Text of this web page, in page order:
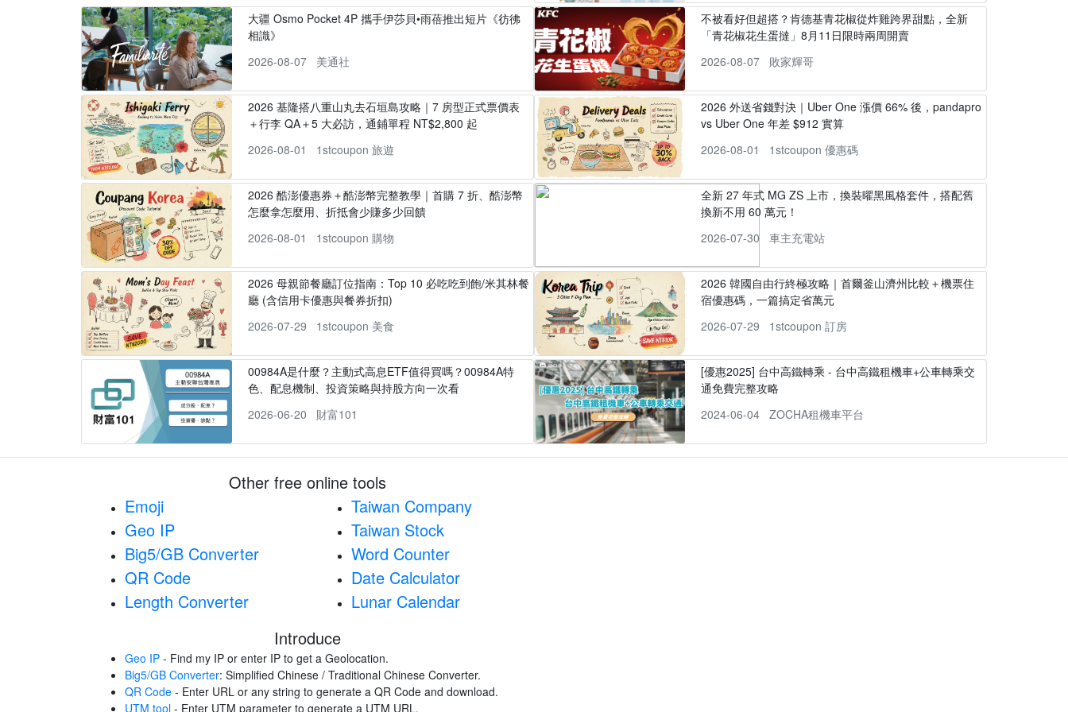
大疆 Osmo Pocket 4P 攜手伊莎貝•雨蓓推出短片《彷彿
相識》
2026-08-07
美通社
不被看好但超搭？肯德基青花椒從炸雞跨界甜點，全新
「青花椒花生蛋撻」8月11日限時兩周開賣
2026-08-07
敗家輝哥
2026 基隆搭八重山丸去石垣島攻略｜7 房型正式票價表
＋行李 QA＋5 大必訪，通鋪單程 NT$2,800 起
2026-08-01
1stcoupon 旅遊
2026 外送省錢對決｜Uber One 漲價 66% 後，pandapro
vs Uber One 年差 $912 實算
2026-08-01
1stcoupon 優惠碼
2026 酷澎優惠券＋酷澎幣完整教學｜首購 7 折、酷澎幣
怎麼拿怎麼用、折抵會少賺多少回饋
2026-08-01
1stcoupon 購物
全新 27 年式 MG ZS 上市，換裝曜黑風格套件，搭配舊
換新不用 60 萬元！
2026-07-30
車主充電站
2026 母親節餐廳訂位指南：Top 10 必吃吃到飽/米其林餐
廳 (含信用卡優惠與餐券折扣)
2026-07-29
1stcoupon 美食
2026 韓國自由行終極攻略｜首爾釜山濟州比較＋機票住
宿優惠碼，一篇搞定省萬元
2026-07-29
1stcoupon 訂房
00984A是什麼？主動式高息ETF值得買嗎？00984A特
色、配息機制、投資策略與持股方向一次看
2026-06-20
財富101
[優惠2025] 台中高鐵轉乘 - 台中高鐵租機車+公車轉乘交
通免費完整攻略
2024-06-04
ZOCHA租機車平台
Other free online tools
Emoji
Geo IP
Big5/GB Converter
QR Code
Length Converter
Taiwan Company
Taiwan Stock
Word Counter
Date Calculator
Lunar Calendar
Introduce
Geo IP - Find my IP or enter IP to get a Geolocation.
Big5/GB Converter: Simplified Chinese / Traditional Chinese Converter.
QR Code - Enter URL or any string to generate a QR Code and download.
UTM tool - Enter UTM parameter to generate a UTM URL.